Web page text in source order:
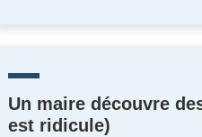
Un maire découvre
est ridicule)